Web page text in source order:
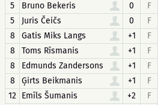
5
Bruno Bekeris 0 F
5
Juris Čeičs 0 F
8
Gatis Miks Langs +1 F
8
Toms Rīsmanis +1 F
8
Edmunds Zandersons +1 F
8
Ģirts Beikmanis +1 F
12 Emīls Šumanis +2 F